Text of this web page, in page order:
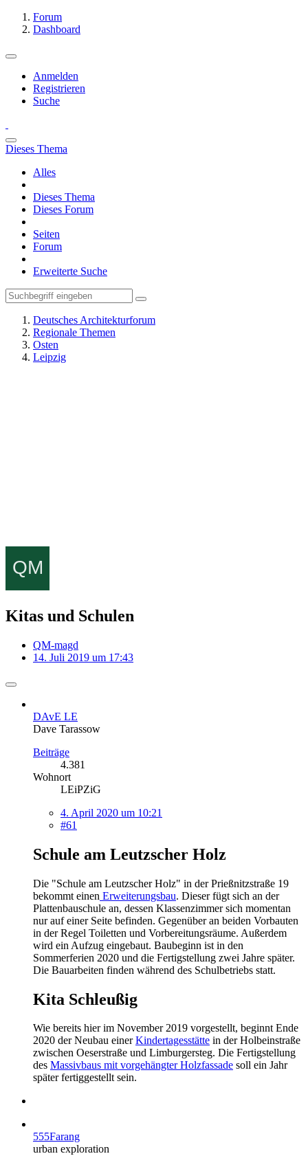
Forum
Dashboard
Anmelden
Registrieren
Suche
Dieses Thema
Alles
Dieses Thema
Dieses Forum
Seiten
Forum
Erweiterte Suche
Deutsches Architekturforum
Regionale Themen
Osten
Leipzig
Kitas und Schulen
QM-magd
14. Juli 2019 um 17:43
DAvE LE
Dave Tarassow
Beiträge
4.381
Wohnort
LEiPZiG
4. April 2020 um 10:21
#61
Schule am Leutzscher Holz
Die "Schule am Leutzscher Holz" in der Prießnitzstraße 19
bekommt einen Erweiterungsbau. Dieser fügt sich an der
Plattenbauschule an, dessen Klassenzimmer sich momentan
nur auf einer Seite befinden. Gegenüber an beiden Vorbauten
in der Regel Toiletten und Vorbereitungsräume. Außerdem
wird ein Aufzug eingebaut. Baubeginn ist in den
Sommerferien 2020 und die Fertigstellung zwei Jahre später.
Die Bauarbeiten finden während des Schulbetriebs statt.
Kita Schleußig
Wie bereits hier im November 2019 vorgestellt, beginnt Ende
2020 der Neubau einerKindertagesstätte in der Holbeinstraße
zwischen Oeserstraße und Limburgersteg. Die Fertigstellung
des Massivbaus mit vorgehängter Holzfassade soll ein Jahr
später fertiggestellt sein.
555Farang
urban exploration